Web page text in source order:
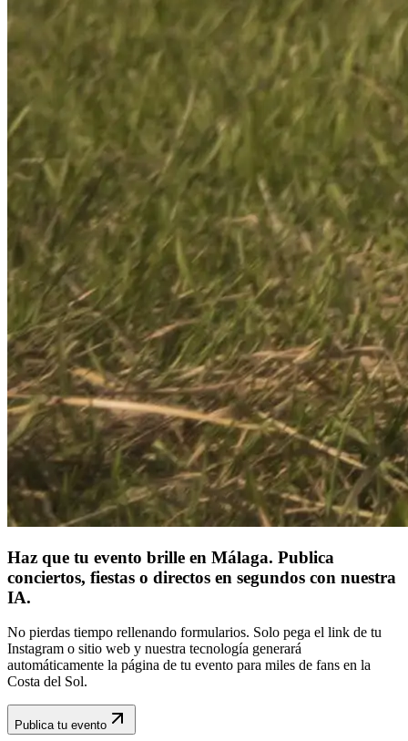
Haz que tu evento brille en Málaga. Publica
conciertos, fiestas o directos en segundos con nuestra
IA.
No pierdas tiempo rellenando formularios. Solo pega el link de tu
Instagram o sitio web y nuestra tecnología generará
automáticamente la página de tu evento para miles de fans en la
Costa del Sol.
Publica tu evento